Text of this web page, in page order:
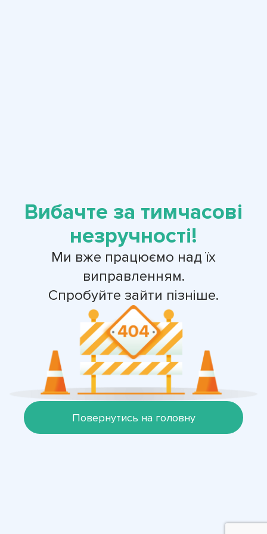
Вибачте за тимчасові
незручності!
Ми вже працюємо над їх
виправленням.
Спробуйте зайти пізніше.
Повернутись на головну